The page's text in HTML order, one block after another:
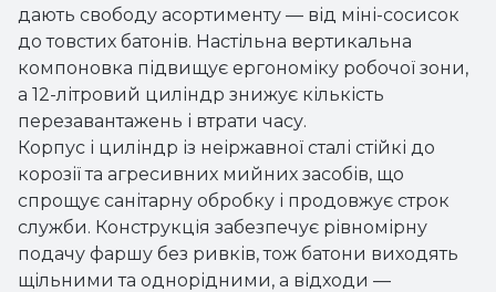
дають свободу асортименту — від міні-сосисок
до товстих батонів. Настільна вертикальна
компоновка підвищує ергономіку робочої зони,
а 12-літровий циліндр знижує кількість
перезавантажень і втрати часу.
Корпус і циліндр із неіржавної сталі стійкі до
корозії та агресивних мийних засобів, що
спрощує санітарну обробку і продовжує строк
служби. Конструкція забезпечує рівномірну
подачу фаршу без ривків, тож батони виходять
щільними та однорідними, а відходи —